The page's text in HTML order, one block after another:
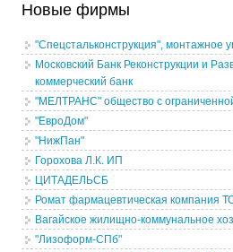
Новые фирмы
"Спецстальконструкция", монтажное
Московский Банк Реконструкции и
коммерческий банк
"МЕЛТРАНС" общество с
"ЕвроДом"
"НижПан"
Горохова Л.К. ИП
ЦИТАДЕЛЬСБ
Ромат фармацевтическая компания
Вагайское жилищно-коммунальное
"Лизоформ-СПб"